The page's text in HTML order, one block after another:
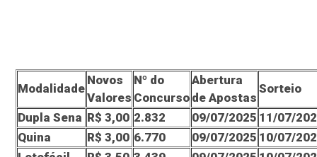
Modalidade
Novos
Valores
Nº do
Concurso
Abertura
de Apostas
Sorteio
Dupla Sena R$ 3,00 2.832 09/07/2025 11/07/
Quina
R$ 3,00 6.770 09/07/2025 10/07/